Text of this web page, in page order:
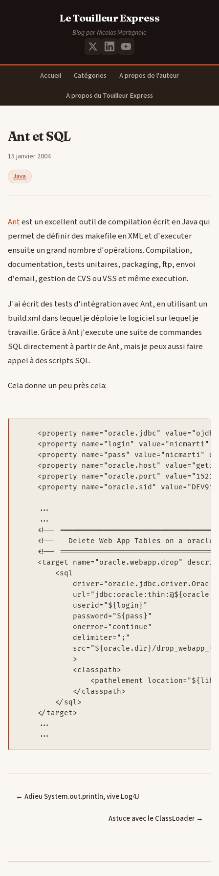
Le Touilleur Express
Blog par Nicolas Martignole
Accueil Catégories
A propos de l'auteur
A propos du Touilleur Express
Ant et SQL
15 janvier 2004
Java
Antest un excellent outil de compilation écrit en Java qui
permet de définir des makefile en XML et d'executer
ensuite un grand nombre d'opérations. Compilation,
documentation, tests unitaires, packaging, ftp, envoi
d'email, gestion de CVS ou VSS et même execution.
J'ai écrit des tests d'intégration avec Ant, en utilisant un
build.xml dans lequel je déploie le logiciel sur lequel je
travaille. Grâce à Ant j'execute une suite de commandes
SQL directement à partir de Ant, mais je peux aussi faire
appel à des scripts SQL.
Cela donne un peu près cela:
<property name="oracle.jdbc"
<property name="login" value="nicmarti"
<property name="pass" value="nicmarti"
<property name="oracle.host"
<property name="oracle.port"
<property name="oracle.sid"
    ...
    ...
<!--
<!--   Delete Web App Tables on a
<!--
<target name="oracle.webapp.drop"
        <sql
            userid="${login}"
            password="${pass}"
            onerror="continue"
            delimiter=";"
src="${oracle.dir}/
            >
            <classpath>
<pathelement
            </classpath>
        </sql>
    </target>
    ...
← Adieu System.out.println, vive Log4J
Astuce avec le ClassLoader →